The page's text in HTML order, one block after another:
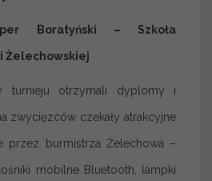
Boratyński – Szkoła
Żelechowskiej
turnieju otrzymali dyplomy i
zwycięzców czekały atrakcyjne
przez burmistrza Żelechowa –
mobilne Bluetooth, lampki